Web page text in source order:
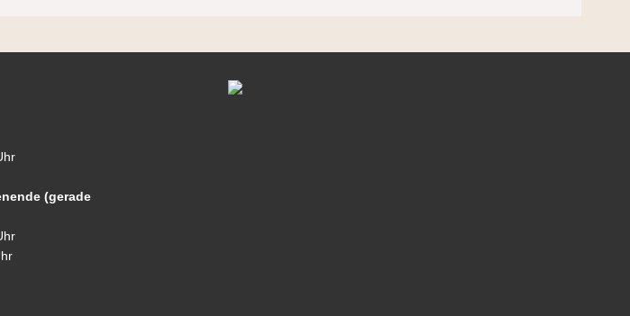
(gerade